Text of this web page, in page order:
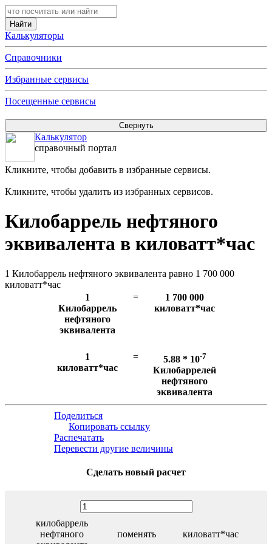
Калькуляторы
Справочники
Избранные сервисы
Посещенные сервисы
Калькулятор
справочный портал
Кликните, чтобы добавить в избранные сервисы.
Кликните, чтобы удалить из избранных сервисов.
Килобаррель нефтяного
эквивалента в киловатт*час
1 Килобаррель нефтяного эквивалента равно 1 700 000
киловатт*час
1
Килобаррель
нефтяного
эквивалента
=
1 700 000
киловатт*час
1
киловатт*час
= 5.88 * 10-7
Килобаррелей
нефтяного
эквивалента
Поделиться
Копировать ссылку
Распечатать
Перевести другие величины
Сделать новый расчет
килобаррель
нефтяного
поменять киловатт*час